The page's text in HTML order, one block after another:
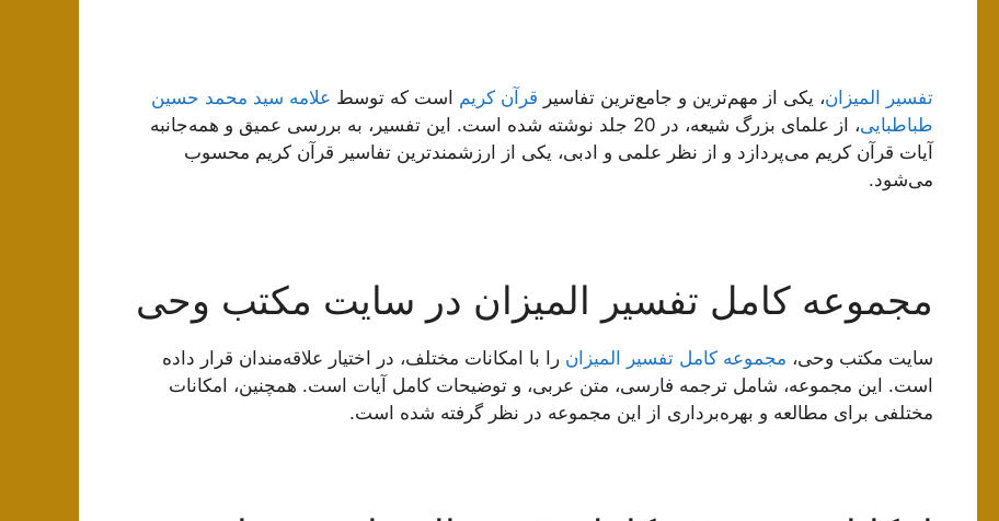
تفسیر المیزان، یکی از مهم‌ترین و جامع‌ترین تفاسیر قرآن کریم است که توسط علامه سید محمد حسین
طباطبایی
، از علمای بزرگ شیعه، در 20 جلد نوشته شده است. این تفسیر، به بررسی عمیق و همه‌جانبه
آیات قرآن کریم می‌پردازد و از نظر علمی و ادبی، یکی از ارزشمندترین تفاسیر قرآن کریم محسوب
می‌شود.
مجموعه کامل تفسیر المیزان در سایت مکتب وحی
سایت مکتب وحی، مجموعه کامل تفسیر المیزان را با امکانات مختلف، در اختیار علاقه‌مندان قرار داده
است. این مجموعه، شامل ترجمه فارسی، متن عربی، و توضیحات کامل آیات است. همچنین، امکانات
مختلفی برای مطالعه و بهره‌برداری از این مجموعه در نظر گرفته شده است.